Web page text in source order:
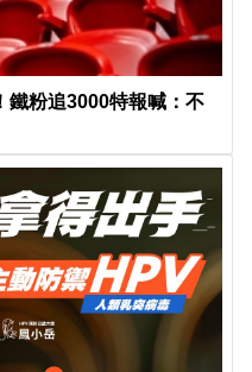
鐵粉追3000特報喊：不